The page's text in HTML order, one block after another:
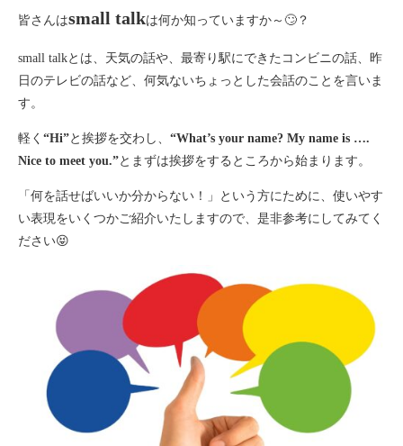
皆さんはsmall talkは何か知っていますか～🙄？
small talkとは、天気の話や、最寄り駅にできたコンビニの話、昨
日のテレビの話など、何気ないちょっとした会話のことを言いま
す。
軽く “Hi”と挨拶を交わし、 “What’s your name? My name is ….
Nice to meet you.”とまずは挨拶をするところから始まります。
「何を話せばいいか分からない！」という方にために、使いやす
い表現をいくつかご紹介いたしますので、是非参考にしてみてく
ださい😝